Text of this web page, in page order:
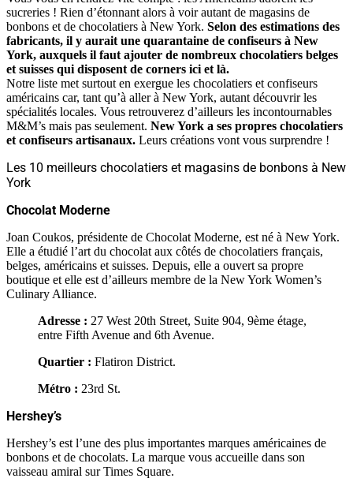
sucreries ! Rien d’étonnant alors à voir autant de magasins de
bonbons et de chocolatiers à New York. Selon des estimations des
fabricants, il y aurait une quarantaine de confiseurs à New
York, auxquels il faut ajouter de nombreux chocolatiers belges
et suisses qui disposent de corners ici et là.
Notre liste met surtout en exergue les chocolatiers et confiseurs
américains car, tant qu’à aller à New York, autant découvrir les
spécialités locales. Vous retrouverez d’ailleurs les incontournables
M&M’s mais pas seulement. New York a ses propres chocolatiers
et confiseurs artisanaux. Leurs créations vont vous surprendre !
Les 10 meilleurs chocolatiers et magasins de bonbons à New
York
Chocolat Moderne
Joan Coukos, présidente de Chocolat Moderne, est né à New York.
Elle a étudié l’art du chocolat aux côtés de chocolatiers français,
belges, américains et suisses. Depuis, elle a ouvert sa propre
boutique et elle est d’ailleurs membre de la New York Women’s
Culinary Alliance.
Adresse : 27 West 20th Street, Suite 904, 9ème étage,
entre Fifth Avenue and 6th Avenue.
Quartier : Flatiron District.
Métro : 23rd St.
Hershey’s
Hershey’s est l’une des plus importantes marques américaines de
bonbons et de chocolats. La marque vous accueille dans son
vaisseau amiral sur Times Square.